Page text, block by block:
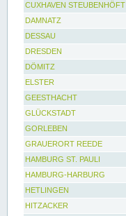
CUXHAVEN STEUBENHÖFT
DAMNATZ
DESSAU
DRESDEN
DÖMITZ
ELSTER
GEESTHACHT
GLÜCKSTADT
GORLEBEN
GRAUERORT REEDE
HAMBURG ST. PAULI
HAMBURG-HARBURG
HETLINGEN
HITZACKER